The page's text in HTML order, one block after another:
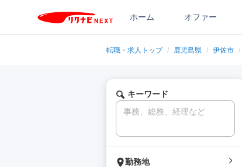
ホーム オファー
転職・求人トップ / 鹿児島県 / 伊佐市 /
キーワード
勤務地